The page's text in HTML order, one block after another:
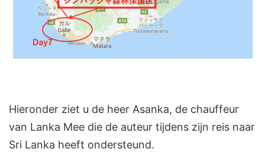
Hieronder ziet u de heer Asanka, de chauffeur
van Lanka Mee die de auteur tijdens zijn reis naar
Sri Lanka heeft ondersteund.